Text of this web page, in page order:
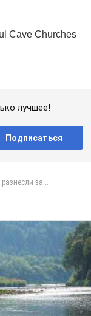
лучшее!
Подписаться
за...